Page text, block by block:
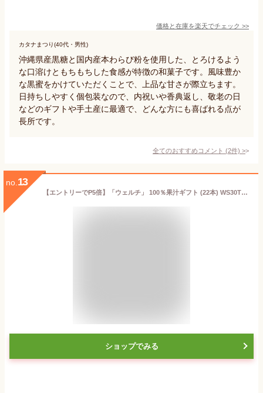
価格と在庫を楽天でチェック >>
カタナまつり(40代・男性)
沖縄県産黒糖と国内産本わらび粉を使用した、とろけるよう
な口溶けともちもちした食感が特徴の和菓子です。風味豊か
な黒蜜をかけていただくことで、上品な甘さが際立ちます。
日持ちしやすく個包装なので、内祝いや香典返し、敬老の日
などのギフトや手土産に最適で、どんな方にも喜ばれる点が
長所です。
全てのおすすめコメント (2件) >
no. 13
【エントリーでP5倍】「ウェルチ」 100％果汁ギフト (22本) WS30T ギフト 飲料ギフト ジュース フルーツジュース 缶ジュース ご挨拶 内祝い 結婚内祝い 出産内祝い 結婚祝い 出産祝い お返し 入園 入学 入学祝い 入学内祝い
ショップでみる